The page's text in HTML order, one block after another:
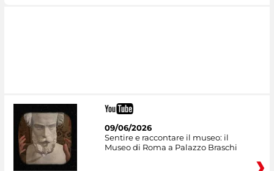
09/06/2026
Sentire e raccontare il museo: il
Museo di Roma a Palazzo Braschi